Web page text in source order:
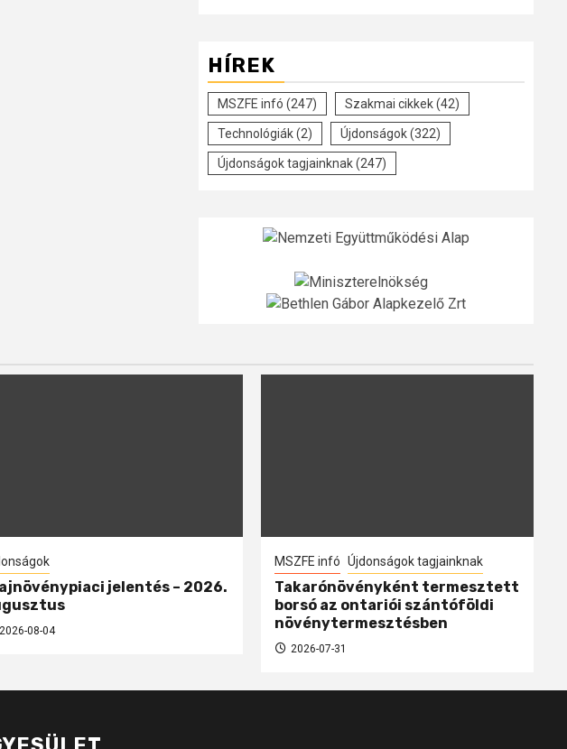
HÍREK
MSZFE infó (247) Szakmai cikkek(42)
Technológiák(2) Újdonságok(322)
Újdonságok tagjainknak(247)
jelentés – 2026.
2026-08-04
MSZFE infó Újdonságok tagjainknak
Takarónövényként termesztett
borsó az ontariói szántóföldi
növénytermesztésben
2026-07-31